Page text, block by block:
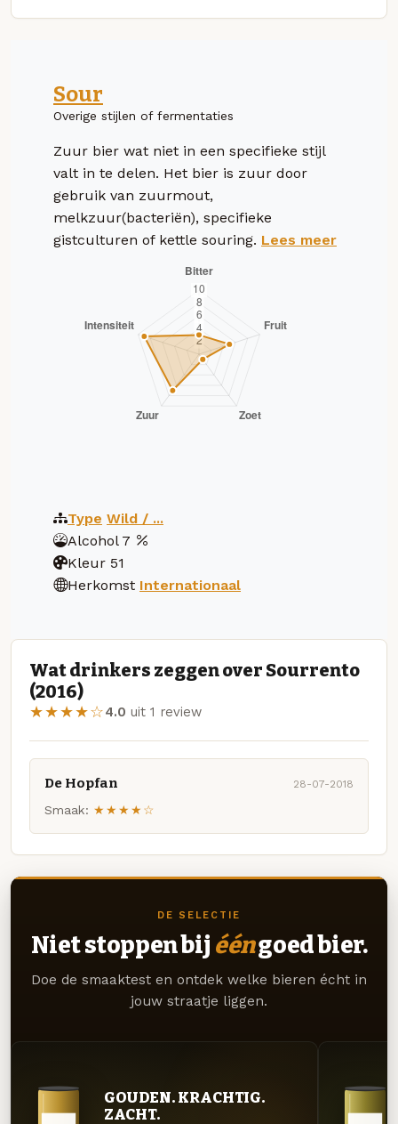
Sour
Overige stijlen of fermentaties
Zuur bier wat niet in een specifieke stijl
valt in te delen. Het bier is zuur door
gebruik van zuurmout,
melkzuur(bacteriën), specifieke
gistculturen of kettle souring. Lees meer
Type Wild / ...
Alcohol 7
Kleur 51
Herkomst Internationaal
Wat drinkers zeggen over Sourrento
(2016)
★★★★☆4.0 uit 1 review
De Hopfan 28-07-2018
Smaak: ★★★★☆
DE SELECTIE
Niet stoppen bij ééngoed bier.
Doe de smaaktest en ontdek welke bieren écht in
jouw straatje liggen.
GOUDEN. KRACHTIG.
ZACHT.